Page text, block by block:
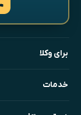
برای وکلا
خدمات